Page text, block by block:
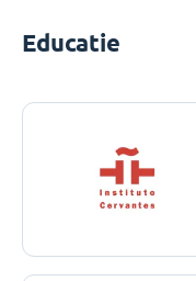
Educatie